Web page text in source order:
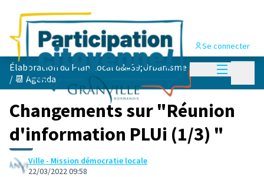
Menu
Se connecter
Élaboration du Plan Local d&#39;Urbanisme intercommunal (PLUi) de Granville Terre &amp; Mer
/ 📆 Agenda
Changements sur "Réunion
d'information PLUi (1/3) "
Ville - Mission démocratie locale
22/03/2022 09:58